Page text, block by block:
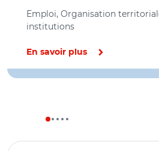
Emploi, Organisation
institutions
En savoir plus